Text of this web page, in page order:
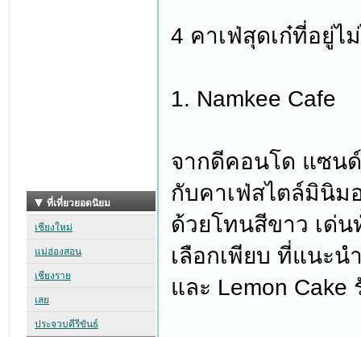
4 คาเฟ่สุดเก๋ที่อยู่
1. Namkee Cafe
จากดีคอนโด แซน
กับคาเฟ่สไตล์มินิม
ด้วยโทนสีขาว เด่น
เลือกเพียบ ที่แนะน
และ Lemon